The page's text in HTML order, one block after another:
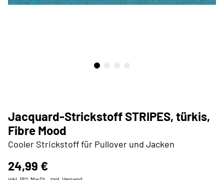
Jacquard-Strickstoff STRIPES, türkis,
Fibre Mood
Cooler Strickstoff für Pullover und Jacken
24,99 €